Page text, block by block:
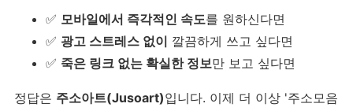
✅ 모바일에서 즉각적인 속도를 원하신다면
✅ 광고 스트레스 없이 깔끔하게 쓰고 싶다면
✅ 죽은 링크 없는 확실한 정보만 보고 싶다면
정답은 주소아트(Jusoart)입니다. 이제 더 이상 '주소모음